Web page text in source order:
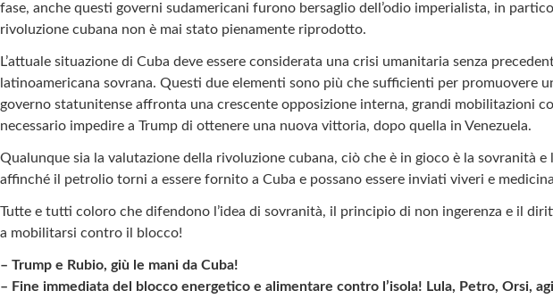
fase, anche questi governi sudamericani furono bersaglio dell’odio imperialista, in
rivoluzione cubana non è mai stato pienamente riprodotto.
L’attuale situazione di Cuba deve essere considerata una crisi umanitaria senza
latinoamericana sovrana. Questi due elementi sono più che sufficienti per
governo statunitense affronta una crescente opposizione interna, grandi mobilitazioni
necessario impedire a Trump di ottenere una nuova vittoria, dopo quella in Venezuela.
Qualunque sia la valutazione della rivoluzione cubana, ciò che è in gioco è la sovranità
affinché il petrolio torni a essere fornito a Cuba e possano essere inviati viveri e
Tutte e tutti coloro che difendono l’idea di sovranità, il principio di non ingerenza e il
a mobilitarsi contro il blocco!
– Trump e Rubio, giù le mani da Cuba!
– Fine immediata del blocco energetico e alimentare contro l’isola! Lula, Petro, Orsi,